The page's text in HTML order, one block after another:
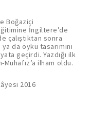
Boğaziçi
İngiltere’de
çalıştıktan sonra
da öykü tasarımını
geçirdi. Yazdığı ilk
ilham oldu.
2016